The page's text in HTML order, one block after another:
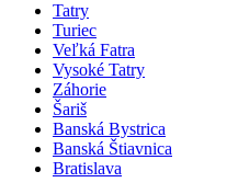
Tatry
Turiec
Veľká Fatra
Vysoké Tatry
Záhorie
Šariš
Banská Bystrica
Banská Štiavnica
Bratislava